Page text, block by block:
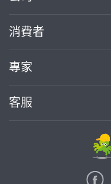
消費者
專家
客服